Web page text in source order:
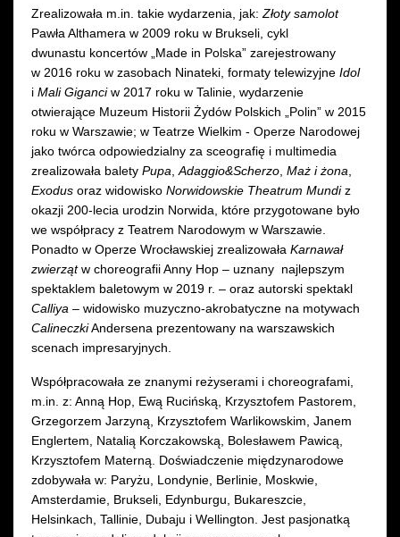
Zrealizowała m.in. takie wydarzenia, jak:Złoty samolot
Pawła Althamera w 2009 roku w Brukseli, cykl
dwunastu koncertów „Made in Polska” zarejestrowany
w 2016 roku w zasobach Ninateki, formaty telewizyjne Idol
i Mali Giganciw 2017 roku w Talinie, wydarzenie
otwierające Muzeum Historii Żydów Polskich „Polin” w 2015
roku w Warszawie; w Teatrze Wielkim - Operze Narodowej
jako twórca odpowiedzialny za sceografię i multimedia
zrealizowała balety Pupa,Adaggio&Scherzo, Maż i żona,
Exodus oraz widowisko Norwidowskie Theatrum Mundiz
okazji 200-lecia urodzin Norwida, które przygotowane było
we współpracy z Teatrem Narodowym w Warszawie.
Ponadto w Operze Wrocławskiej zrealizowała Karnawał
zwierzątw choreografii Anny Hop – uznany najlepszym
spektaklem baletowym w 2019 r. – oraz autorski spektakl
Calliya – widowisko muzyczno-akrobatyczne na motywach
CalineczkiAndersena prezentowany na warszawskich
scenach impresaryjnych.
Współpracowała ze znanymi reżyserami i choreografami,
m.in. z: Anną Hop, Ewą Rucińską, Krzysztofem Pastorem,
Grzegorzem Jarzyną, Krzysztofem Warlikowskim, Janem
Englertem, Natalią Korczakowską, Bolesławem Pawicą,
Krzysztofem Materną. Doświadczenie międzynarodowe
zdobywała w: Paryżu, Londynie, Berlinie, Moskwie,
Amsterdamie, Brukseli, Edynburgu, Bukareszcie,
Helsinkach, Tallinie, Dubaju i Wellington. Jest pasjonatką